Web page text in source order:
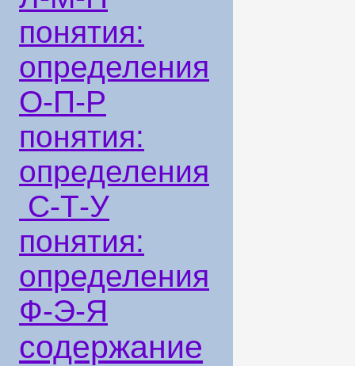
понятия:
определения
О-П-Р
понятия:
определения
С-Т-У
понятия:
определения
Ф-Э-Я
содержание